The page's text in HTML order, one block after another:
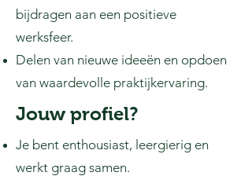
bijdragen aan een positieve
werksfeer.
Delen van nieuwe ideeën en opdoen
van waardevolle praktijkervaring.
Jouw profiel?
Je bent enthousiast, leergierig en
werkt graag samen.